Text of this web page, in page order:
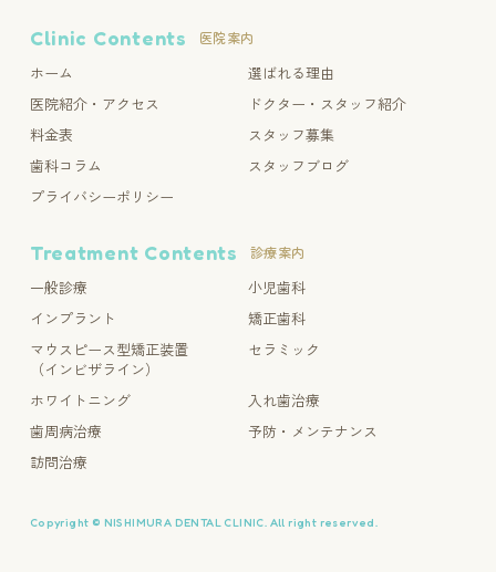
Clinic Contents 医院案内
ホーム
選ばれる理由
医院紹介・アクセス
ドクター・スタッフ紹介
料金表
スタッフ募集
歯科コラム
スタッフブログ
プライバシーポリシー
Treatment Contents 診療案内
一般診療
小児歯科
インプラント
矯正歯科
マウスピース型矯正装置
（インビザライン）
セラミック
ホワイトニング
入れ歯治療
歯周病治療
予防・メンテナンス
訪問治療
Copyright © NISHIMURA DENTAL CLINIC. All right reserved.